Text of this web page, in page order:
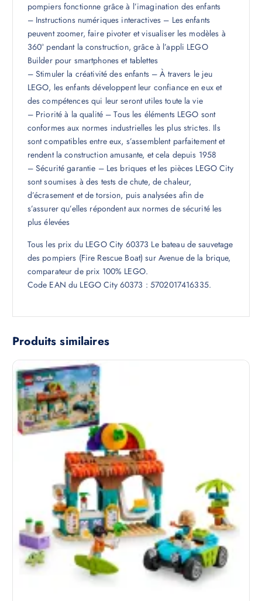
pompiers fonctionne grâce à l’imagination des enfants
– Instructions numériques interactives – Les enfants
peuvent zoomer, faire pivoter et visualiser les modèles à
360° pendant la construction, grâce à l’appli LEGO
Builder pour smartphones et tablettes
– Stimuler la créativité des enfants – À travers le jeu
LEGO, les enfants développent leur confiance en eux et
des compétences qui leur seront utiles toute la vie
– Priorité à la qualité – Tous les éléments LEGO sont
conformes aux normes industrielles les plus strictes. Ils
sont compatibles entre eux, s’assemblent parfaitement et
rendent la construction amusante, et cela depuis 1958
– Sécurité garantie – Les briques et les pièces LEGO City
sont soumises à des tests de chute, de chaleur,
d’écrasement et de torsion, puis analysées afin de
s’assurer qu’elles répondent aux normes de sécurité les
plus élevées
Tous les prix du LEGO City 60373 Le bateau de sauvetage
des pompiers (Fire Rescue Boat) sur Avenue de la brique,
comparateur de prix 100% LEGO.
Code EAN du LEGO City 60373 : 5702017416335.
Produits similaires